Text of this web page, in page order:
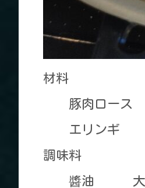
材料
豚肉ロース
エリンギ
調味料
醬油 大さ